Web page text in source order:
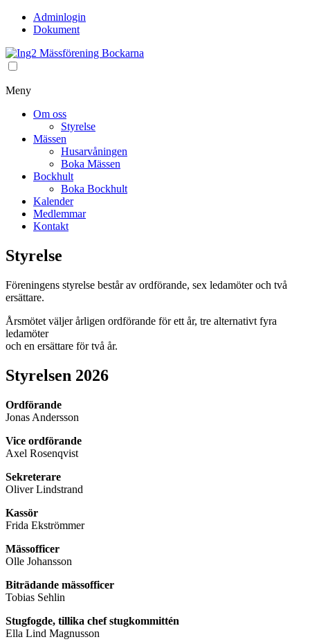
Adminlogin
Dokument
Meny
Om oss
Styrelse
Mässen
Husarvåningen
Boka Mässen
Bockhult
Boka Bockhult
Kalender
Medlemmar
Kontakt
Styrelse
Föreningens styrelse består av ordförande, sex ledamöter och två
ersättare.
Årsmötet väljer årligen ordförande för ett år, tre alternativt fyra
ledamöter
och en ersättare för två år.
Styrelsen 2026
Ordförande
Jonas Andersson
Vice ordförande
Axel Rosenqvist
Sekreterare
Oliver Lindstrand
Kassör
Frida Ekströmmer
Mässofficer
Olle Johansson
Biträdande mässofficer
Tobias Sehlin
Stugfogde, tillika chef stugkommittén
Ella Lind Magnusson